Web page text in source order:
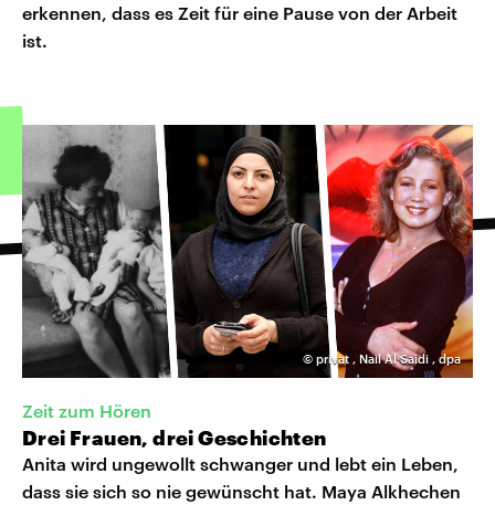
erkennen, dass es Zeit für eine Pause von der Arbeit
ist.
© privat , Nail Al Saidi , dpa
Zeit zum Hören
Drei Frauen, drei Geschichten
Anita wird ungewollt schwanger und lebt ein Leben,
dass sie sich so nie gewünscht hat. Maya Alkhechen